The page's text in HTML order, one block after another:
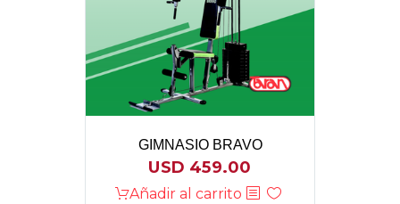
GIMNASIO BRAVO
USD 459.00
Añadir al carrito